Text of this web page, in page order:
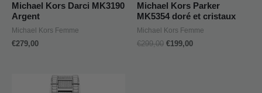
Michael Kors Darci MK3190
Argent
Michael Kors Femme
€279,00
Michael Kors Parker
MK5354 doré et cristaux
Michael Kors Femme
€299,00 €199,00